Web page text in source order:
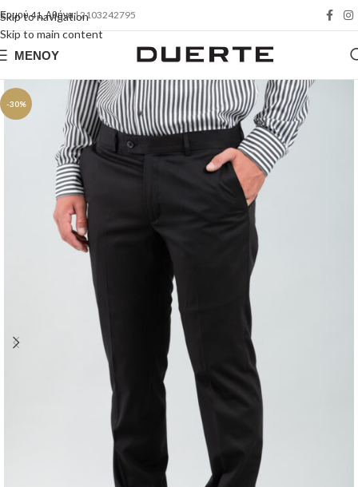
Skip to navigation
Skip to main content
Ερμού 41, Αθήνα| 2103242795
ΜΕΝΟΎ
-30%